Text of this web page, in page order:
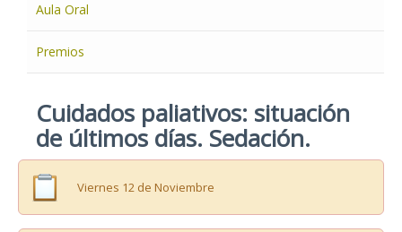
Aula Oral
Premios
Cuidados paliativos: situación
de últimos días. Sedación.
Viernes 12 de Noviembre